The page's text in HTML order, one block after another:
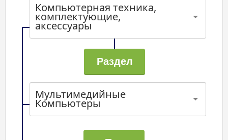
Компьютерная техника,
комплектующие,
аксессуары
Мультимедийные
Компьютеры